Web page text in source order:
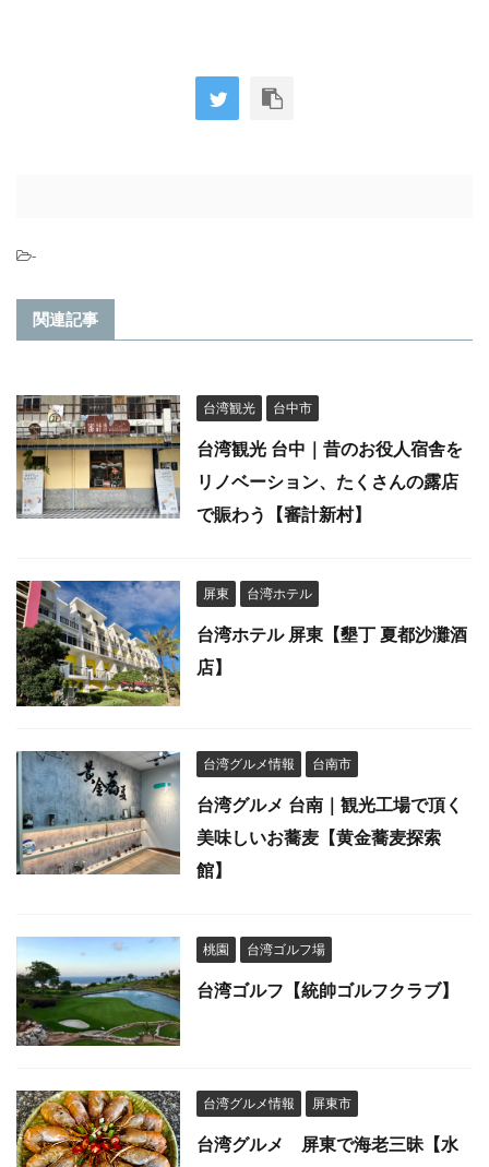
-
関連記事
台湾観光 台中市
台湾観光 台中｜昔のお役人宿舎を
リノベーション、たくさんの露店
で賑わう【審計新村】
屏東 台湾ホテル
台湾ホテル 屏東【墾丁 夏都沙灘酒
店】
台湾グルメ情報 台南市
台湾グルメ 台南｜観光工場で頂く
美味しいお蕎麦【黄金蕎麦探索
館】
桃園 台湾ゴルフ場
台湾ゴルフ【統帥ゴルフクラブ】
台湾グルメ情報 屏東市
台湾グルメ 屏東で海老三昧【水